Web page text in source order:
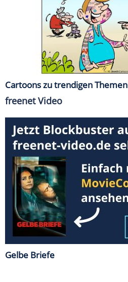
Cartoons zu trendigen Themen
freenet Video
Gelbe Briefe